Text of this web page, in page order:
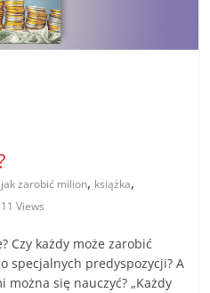
jak zarobić milion, książka,
Views
Czy każdy może zarobić
specjalnych predyspozycji? A
się nauczyć? „Każdy